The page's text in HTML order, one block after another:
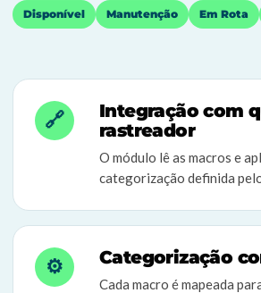
Disponível Manutenção Em Rota
🔗
Integração com
rastreador
O módulo lê as macros e
categorização definida
⚙️ Categorização
Cada macro é mapeada